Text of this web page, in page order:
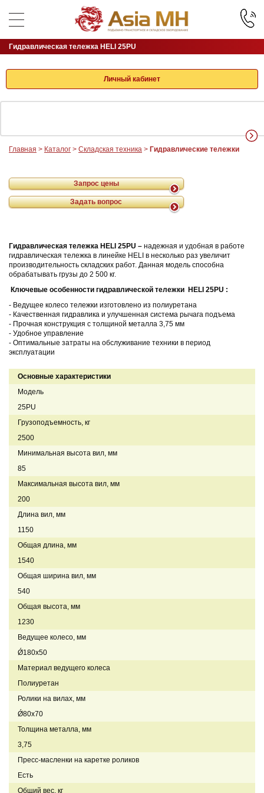
Личный кабинет
Главная > Каталог > Складская техника > Гидравлические тележки
Гидравлическая тележка HELI 25PU
Запрос цены
Задать вопрос
Гидравлическая тележка HELI 25PU – надежная и удобная в работе
гидравлическая тележка в линейке HELI в несколько раз увеличит
производительность складских работ. Данная модель способна
обрабатывать грузы до 2 500 кг.
Ключевые особенности гидравлической тележки HELI 25PU :
- Ведущее колесо тележки изготовлено из полиуретана
- Качественная гидравлика и улучшенная система рычага подъема
- Прочная конструкция с толщиной металла 3,75 мм
- Удобное управление
- Оптимальные затраты на обслуживание техники в период
эксплуатации
Основные характеристики
Модель
25PU
Грузоподъемность, кг
2500
Минимальная высота вил, мм
85
Максимальная высота вил, мм
200
Длина вил, мм
1150
Общая длина, мм
1540
Общая ширина вил, мм
540
Общая высота, мм
1230
Ведущее колесо, мм
Ǿ180х50
Материал ведущего колеса
Полиуретан
Ролики на вилах, мм
Ǿ80х70
Толщина металла, мм
3,75
Пресс-масленки на каретке роликов
Есть
Общий вес, кг